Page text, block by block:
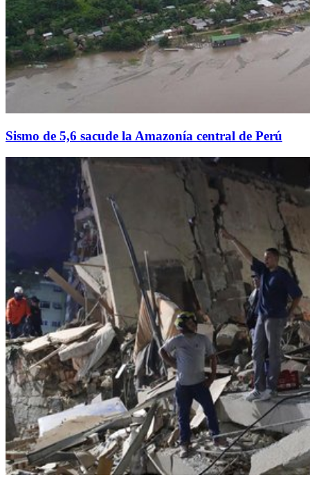
Sismo de 5,6 sacude la Amazonía central de Perú